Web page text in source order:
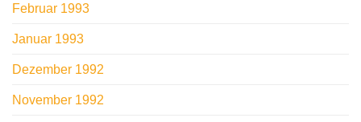
Februar 1993
Januar 1993
Dezember 1992
November 1992